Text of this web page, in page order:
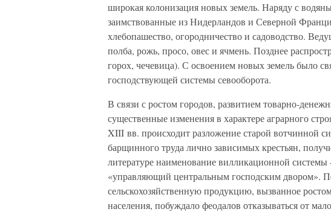
широкая колонизация новых земель. Наряду с
заимствованные из Нидерландов и Северной
хлебопашество, огородничество и садоводство.
полба, рожь, просо, овес и ячмень. Позднее
горох, чечевица). С освоением новых земель было
господствующей системы севооборота.
В связи с ростом городов, развитием товарно-
существенные изменения в характере аграрного
XIII вв. происходит разложение старой вотчинной
барщинного труда лично зависимых крестьян,
литературе наименование вилликационной
«управляющий центральным господским двором».
сельскохозяйственную продукцию, вызванное
населения, побуждало феодалов отказываться от